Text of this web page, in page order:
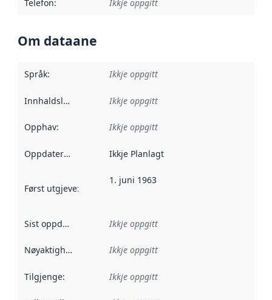
Telefon: Ikkje oppgitt
Om dataane
Språk: Ikkje oppgitt
Innhaldsleverandørar :
Ikkje oppgitt
Opphav: Ikkje oppgitt
Oppdateringsfrekvens :
Ikkje Planlagt
Først utgjeve: Denne datoen seier når dataa i dette
1. juni 1963
Sist oppdatert Ikkje oppgitt
Nøyaktigheit Ikkje oppgitt
Tilgjenge: Ikkje oppgitt